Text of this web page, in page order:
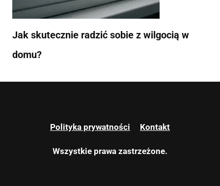
Jak skutecznie radzić sobie z wilgocią w
domu?
Polityka prywatności Kontakt
Wszystkie prawa zastrzeżone.